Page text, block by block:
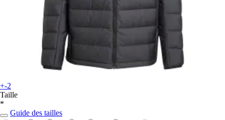
+-2
Taille
*
Guide des tailles